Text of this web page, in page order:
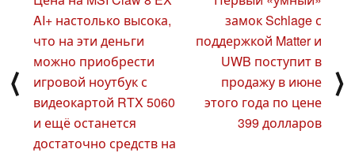
⟨
AI+ настолько высока,
что на эти деньги
можно приобрести
игровой ноутбук с
видеокартой RTX 5060
и ещё останется
достаточно средств на
замок Schlage с
поддержкой Matter и
UWB поступит в
продажу в июне
этого года по цене
399 долларов
⟩